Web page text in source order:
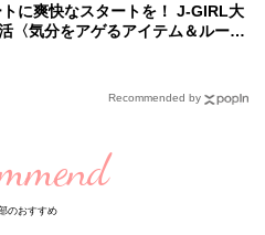
トに爽快なスタートを！ J-GIRL大
〈気分をアゲるアイテム＆ルーテ
Recommended by
のおすすめ